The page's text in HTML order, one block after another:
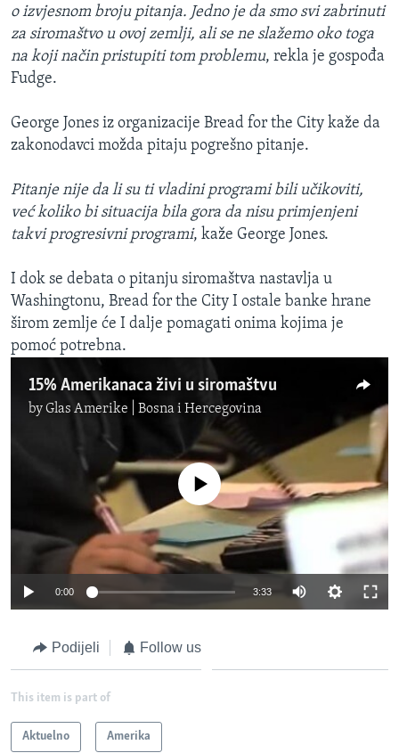
o izvjesnom broju pitanja. Jedno je da smo svi zabrinuti
za siromaštvo u ovoj zemlji, ali se ne slažemo oko toga
na koji način pristupiti tom problemu, rekla je gospođa
Fudge.
George Jones iz organizacije Bread for the City kaže da
zakonodavci možda pitaju pogrešno pitanje.
Pitanje nije da li su ti vladini programi bili učikoviti,
već koliko bi situacija bila gora da nisu primjenjeni
takvi progresivni programi, kaže George Jones.
I dok se debata o pitanju siromaštva nastavlja u
Washingtonu, Bread for the City I ostale banke hrane
širom zemlje će I dalje pomagati onima kojima je
pomoć potrebna.
15% Amerikanaca živi u siromaštvu
byGlas Amerike | Bosna i Hercegovina
No media source currently available
0:00 3:33
Podijeli Follow us
This item is part of
Aktuelno Amerika